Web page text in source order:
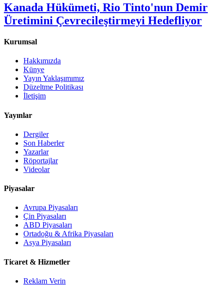
Kanada Hükümeti, Rio Tinto'nun Demir
Üretimini Çevrecileştirmeyi Hedefliyor
Kurumsal
Hakkımızda
Künye
Yayın Yaklaşımımız
Düzeltme Politikası
İletişim
Yayınlar
Dergiler
Son Haberler
Yazarlar
Röportajlar
Videolar
Piyasalar
Avrupa Piyasaları
Çin Piyasaları
ABD Piyasaları
Ortadoğu & Afrika Piyasaları
Asya Piyasaları
Ticaret & Hizmetler
Reklam Verin